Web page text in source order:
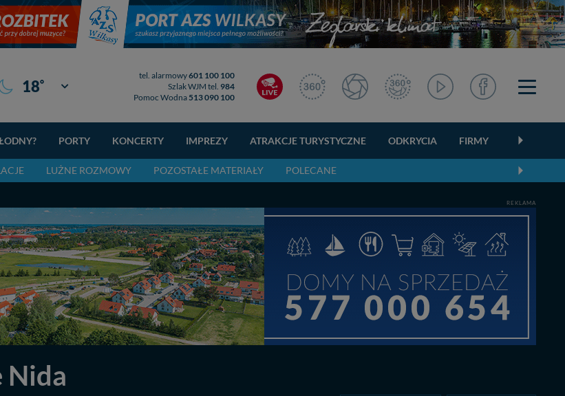
18° Giżycko
tel. alarmowy601 100 100
Szlak WJM tel. 984
Pomoc Wodna 513 090 100
PORTY KONCERTY IMPREZY ATRAKCJE TURYSTYCZNE ODKRYCIA FIRMY
LUŻNE ROZMOWY POZOSTAŁE MATERIAŁY POLECANE
REKLAMA
Nida